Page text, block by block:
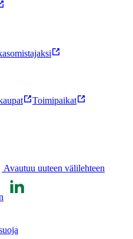
Toimipaikat
Avautuu uuteen välilehteen